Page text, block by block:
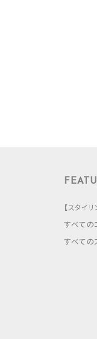
【スタイリ
すべての
すべての